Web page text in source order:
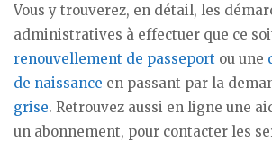
Vous y trouverez, en détail, les
administratives à effectuer que ce
renouvellement de passeport ou une
de naissance en passant par la
grise. Retrouvez aussi en ligne une
un abonnement, pour contacter les